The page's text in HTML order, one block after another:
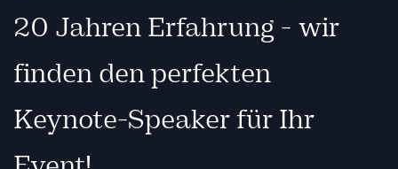
20 Jahren Erfahrung - wir
finden den perfekten
Keynote-Speaker für Ihr